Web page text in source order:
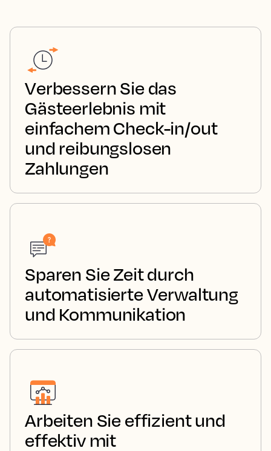
Verbessern Sie das
Gästeerlebnis mit
einfachem Check-in/out
und reibungslosen
Zahlungen
Sparen Sie Zeit durch
automatisierte Verwaltung
und Kommunikation
Arbeiten Sie effizient und
effektiv mit